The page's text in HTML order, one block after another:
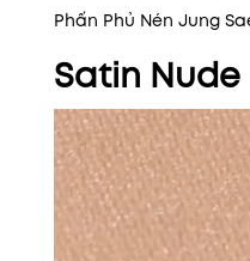
Phấn Phủ Nén Jung
Satin Nude